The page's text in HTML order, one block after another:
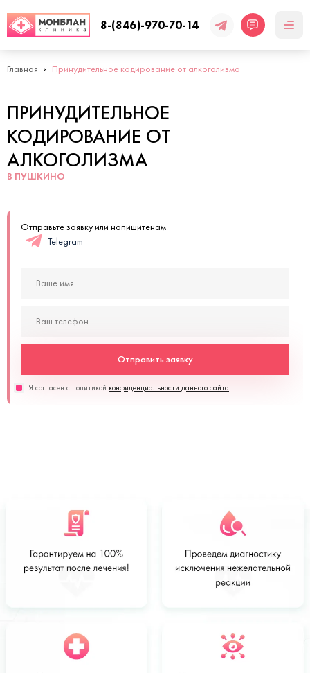
8-(846)-970-70-14
Главная Принудительное кодирование от алкоголизма
ПРИНУДИТЕЛЬНОЕ
КОДИРОВАНИЕ ОТ
АЛКОГОЛИЗМА
В ПУШКИНО
Отправьте заявку или напишитенам
Telegram
Отправить заявку
Я согласен с политикой конфиденциальности данного сайта